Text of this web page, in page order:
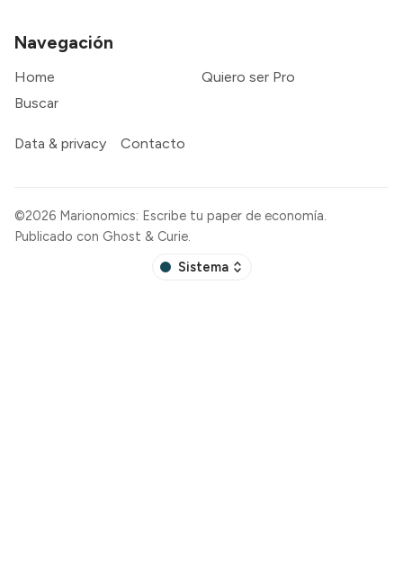
Navegación
Home
Quiero ser Pro
Buscar
Data & privacy Contacto
©2026 Marionomics: Escribe tu paper de economía.
Publicado con Ghost & Curie.